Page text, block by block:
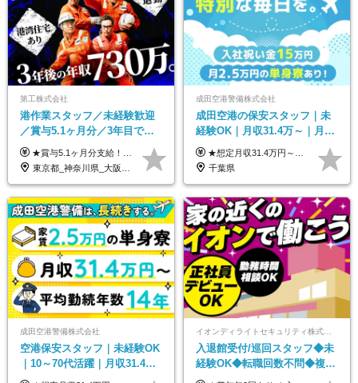
第工株式会社
港作業スタッフ／未経験歓迎
／賞与5.1ヶ月分／3年目で年
収730万円も可／食事手当あり
／年休120日以上
★賞与5.1ヶ月分支給！ ★入社3年目・30代で年収730万円の先輩も活躍中！ ★入社1年目・20代で月収29万円の実績あり 月給：22.5万円～30.5万円＋各種手当＋賞与年2回＋残業代全額支給 ※経験・能力などを考慮のうえ決定します ※上記月給には食事手当(5000円／月）を含みます ※残業代は分単位で100％支給いたします ※試用期間3ヶ月。その間の給与・待遇に差異はありません 【月収例】 ◆33.5万円／31歳 入社7か月 ◆38.5万円／32歳 入社1年目 ◆48.4万円／44歳 入社12年目 ※経験・能力などを考慮のうえ決定 ※月収・給与例には休日手当も含みます 【手当詳細】 ◆交通費規定支給（上限3万5000円／月） ◆時間外手当全額支給 ◆休日出勤手当 ◆港湾住宅あり（1R・2万円台～） ◆資格取得支援制度：全額負担 ◆地域手当：関東地区1万円／月
東京都_神奈川県_大阪府_愛知県_兵庫県
成田空港警備株式会社
成田空港の保安スタッフ｜未
経験OK｜月収31.4万～｜月
2.5万の単身寮｜住宅手当&家
族手当｜入社祝い金15万
★想定月収31.4万円～＋賞与年2回（59万円以上） ★入社お祝い金15万円支給 ★水道+光熱費無料の家賃がリーズナブルな社員寮(単身寮)あり！ ★住宅手当&家族手当あり 月給24万5000円以上(基本給21万1000円＋業務別手当35,000円)＋賞与年2回（賞与支給額：59万円以上を想定）＋残業代全額 ※みなし残業なし！残業代は全額支給します。 ※資格手当・深夜手当など、様々な手当をご用意しています。 ※入社お祝い金は１か月経過後、3ヶ月経過後、6ヶ月経過後に各5万円ずつ給与に加算して支給いたします。 ※指定の検定資格をお持ちの方には別途手当を支給します。入社後に取得した場合は給与に加算し支給します。 ・施設警備 1級7,000円 2級4,000円 ・交通誘導 1級7,000円 2級4,000円 ・雑踏警備 1級7,000円 2級4,000円 など
千葉県
成田空港警備株式会社
空港保安スタッフ｜未経験OK
｜10～70代活躍｜月収31.4万
&賞与年2回｜家族・住宅手当
入退館受付/巡回スタッフ◆未
経験OK◆転職回数不問◆複数
勤務地で募集中◆ブランクあ